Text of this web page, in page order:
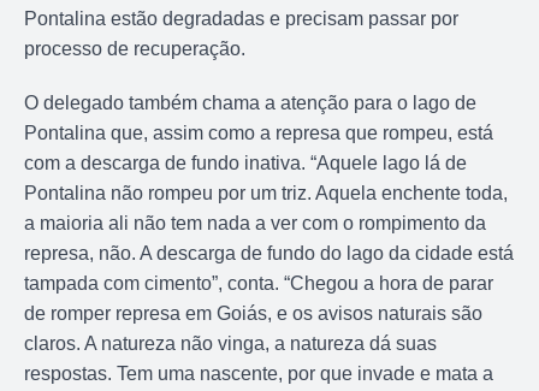
Pontalina estão degradadas e precisam passar por
processo de recuperação.
O delegado também chama a atenção para o lago de
Pontalina que, assim como a represa que rompeu, está
com a descarga de fundo inativa. “Aquele lago lá de
Pontalina não rompeu por um triz. Aquela enchente toda,
a maioria ali não tem nada a ver com o rompimento da
represa, não. A descarga de fundo do lago da cidade está
tampada com cimento”, conta. “Chegou a hora de parar
de romper represa em Goiás, e os avisos naturais são
claros. A natureza não vinga, a natureza dá suas
respostas. Tem uma nascente, por que invade e mata a